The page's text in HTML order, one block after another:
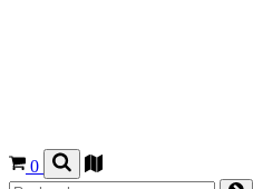
0